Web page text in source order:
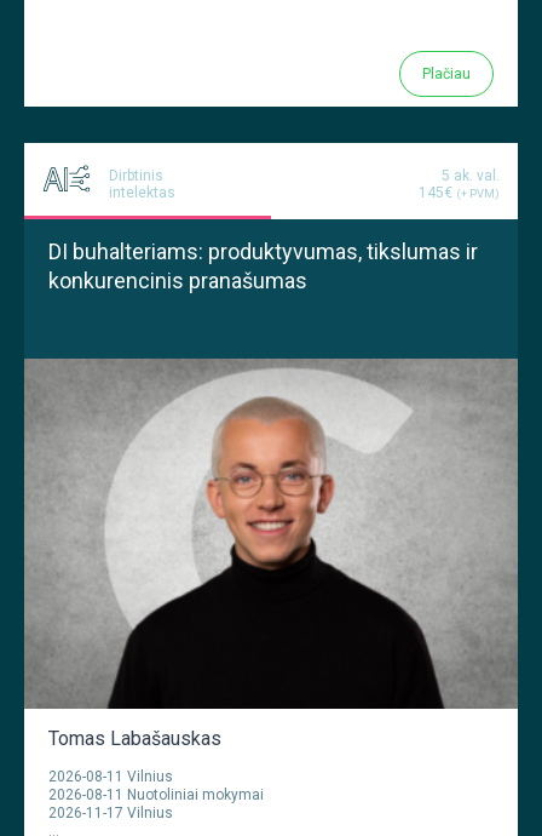
Plačiau
Dirbtinis
intelektas
5 ak. val.
145€ (+ PVM)
DI buhalteriams: produktyvumas, tikslumas ir
konkurencinis pranašumas
Tomas Labašauskas
2026-08-11 Vilnius
2026-08-11 Nuotoliniai mokymai
2026-11-17 Vilnius